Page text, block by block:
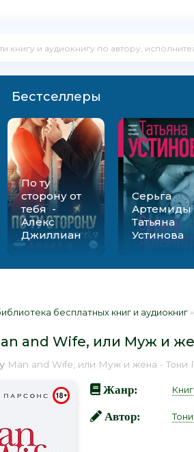
Бестселлеры
По ту
сторону от
тебя -
Алекс
Джиллиан
Серьга
Артемиды
Татьяна
Устинова
бесплатных книг и аудиокниг »
and Wife, или Муж и
Man and Wife, или Муж и жена - Тони
Жанр:
Автор: